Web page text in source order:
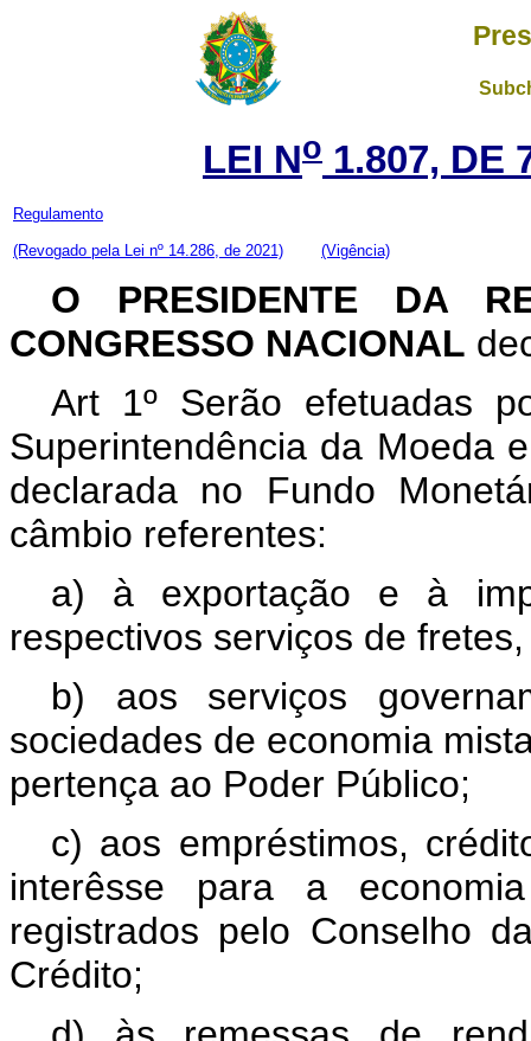
LEI No 1.807, DE
Regulamento
(Revogado pela Lei nº 14.286, de 2021) (Vigência)
O PRESIDENTE DA
CONGRESSO NACIONAL
Art 1º Serão efetuadas
Superintendência da Moeda
declarada no Fundo
câmbio referentes:
a) à exportação e à
respectivos serviços de
b) aos serviços
sociedades de economia
pertença ao Poder Público;
c) aos empréstimos,
interêsse para a
registrados pelo Conselho
Crédito;